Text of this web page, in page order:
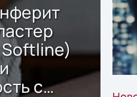
Softline)
с